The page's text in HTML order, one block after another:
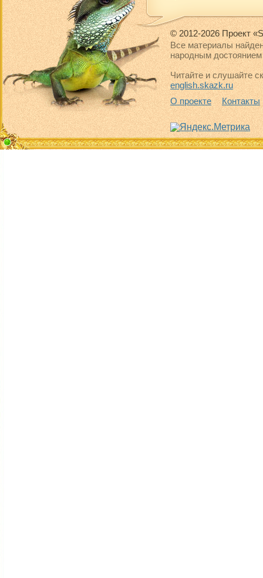
© 2012-2026 Проект
Все материалы
народным достоянием
Читайте и слушайте
english.skazk.ru
О проекте
Контакты